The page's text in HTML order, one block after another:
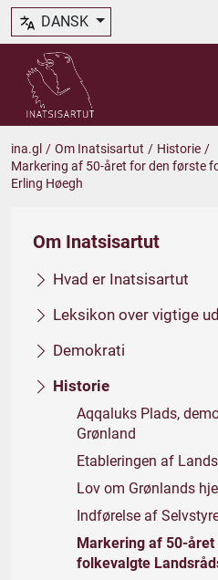
DANSK
ina.gl / Om Inatsisartut / Historie /
Markering af 50-året for den første
Erling Høegh
Om Inatsisartut
Hvad er Inatsisartut
Leksikon over vigtige
Demokrati
Historie
Aqqaluks Plads,
Grønland
Etableringen af
Lov om Grønlands
Indførelse af
Markering af 50-
folkevalgte